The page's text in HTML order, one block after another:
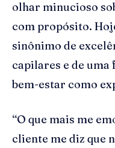
olhar minucioso
com propósito.
sinônimo de
capilares e de
bem-estar como
“O que mais me
cliente me diz que